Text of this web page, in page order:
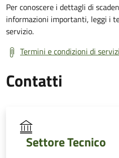
Per conoscere i dettagli di
informazioni importanti, leggi i
servizio.
Termini e condizioni di
Contatti
Settore Tecnico